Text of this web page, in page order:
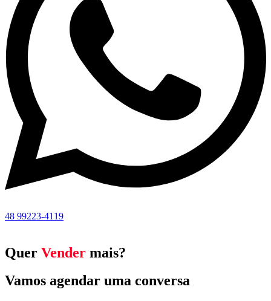
48 99223-4119
Quer Vender mais?
Vamos agendar uma conversa